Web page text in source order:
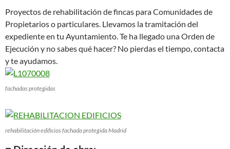
Proyectos de rehabilitación de fincas para Comunidades de
Propietarios o particulares. Llevamos la tramitación del
expediente en tu Ayuntamiento. Te ha llegado una Orden de
Ejecución y no sabes qué hacer? No pierdas el tiempo, contacta
y te ayudamos.
fachadas protegidas
rehabilitación edificios fachada protegida Madrid